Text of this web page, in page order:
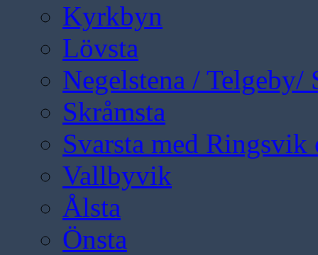
Kyrkbyn
Lövsta
Negelstena / Telgeby/
Skråmsta
Svarsta med Ringsvik
Vallbyvik
Ålsta
Önsta